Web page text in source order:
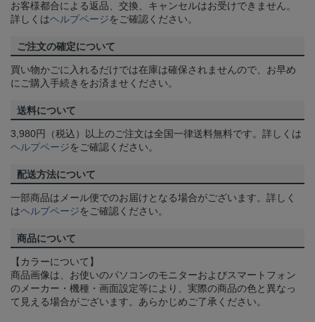
お客様都合による返品、交換、キャンセルはお受けできません。
詳しくはヘルプページをご確認ください。
ご注文の確定について
買い物かごに入れるだけでは在庫は確保されませんので、お早め
にご購入手続きをお済ませください。
送料について
3,980円（税込）以上のご注文は全国一律送料無料です。詳しくは
ヘルプページをご確認ください。
配送方法について
一部商品はメール便でのお届けとなる場合がございます。詳しく
はヘルプページをご確認ください。
商品について
【カラーについて】
商品画像は、お使いのパソコンのモニターおよびスマートフォン
のメーカー・機種・画面設定等により、実際の商品の色と異なっ
て見える場合がございます。あらかじめご了承ください。